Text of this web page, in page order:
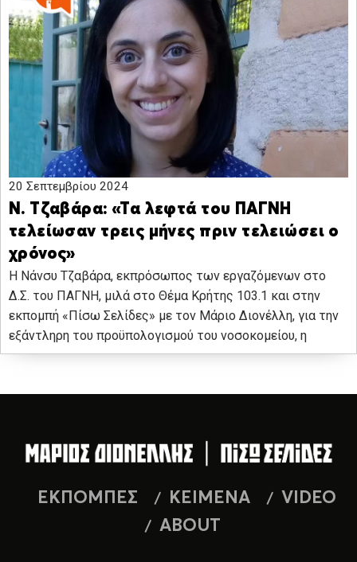
20 Σεπτεμβρίου 2024
Ν. Τζαβάρα: «Τα λεφτά του ΠΑΓΝΗ
τελείωσαν τρεις μήνες πριν τελειώσει ο
χρόνος»
H Νάνσυ Τζαβάρα, εκπρόσωπος των εργαζόμενων στο
Δ.Σ. του ΠΑΓΝΗ, μιλά στο Θέμα Κρήτης 103.1 και στην
εκπομπή «Πίσω Σελίδες» με τον Μάριο Διονέλλη, για την
εξάντληρη του προϋπολογισμού του νοσοκομείου, η
ΕΚΠΟΜΠΕΣ ΚΕΙΜΕΝΑ
VIDEO
ABOUT